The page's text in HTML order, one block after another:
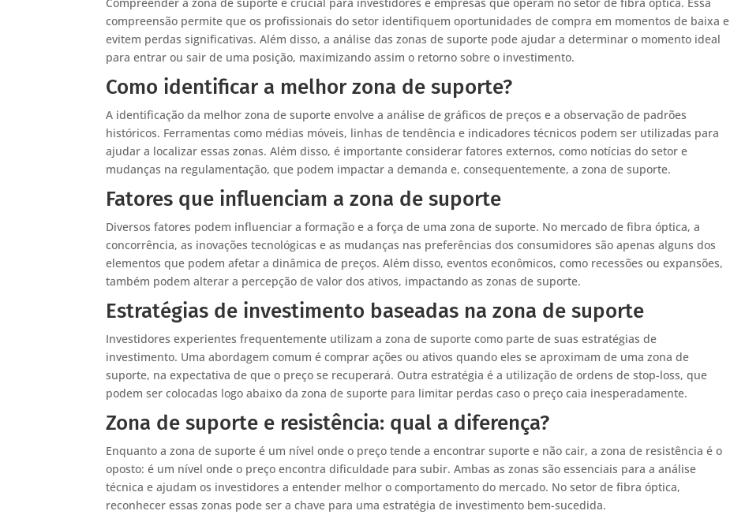
compreensão permite que os profissionais do setor identifiquem oportunidades de compra em momentos de baixa e
evitem perdas significativas. Além disso, a análise das zonas de suporte pode ajudar a determinar o momento ideal
para entrar ou sair de uma posição, maximizando assim o retorno sobre o investimento.
Como identificar a melhor zona de suporte?
A identificação da melhor zona de suporte envolve a análise de gráficos de preços e a observação de padrões
históricos. Ferramentas como médias móveis, linhas de tendência e indicadores técnicos podem ser utilizadas para
ajudar a localizar essas zonas. Além disso, é importante considerar fatores externos, como notícias do setor e
mudanças na regulamentação, que podem impactar a demanda e, consequentemente, a zona de suporte.
Fatores que influenciam a zona de suporte
Diversos fatores podem influenciar a formação e a força de uma zona de suporte. No mercado de fibra óptica, a
concorrência, as inovações tecnológicas e as mudanças nas preferências dos consumidores são apenas alguns dos
elementos que podem afetar a dinâmica de preços. Além disso, eventos econômicos, como recessões ou expansões,
também podem alterar a percepção de valor dos ativos, impactando as zonas de suporte.
Estratégias de investimento baseadas na zona de suporte
Investidores experientes frequentemente utilizam a zona de suporte como parte de suas estratégias de
investimento. Uma abordagem comum é comprar ações ou ativos quando eles se aproximam de uma zona de
suporte, na expectativa de que o preço se recuperará. Outra estratégia é a utilização de ordens de stop-loss, que
podem ser colocadas logo abaixo da zona de suporte para limitar perdas caso o preço caia inesperadamente.
Zona de suporte e resistência: qual a diferença?
Enquanto a zona de suporte é um nível onde o preço tende a encontrar suporte e não cair, a zona de resistência é o
oposto: é um nível onde o preço encontra dificuldade para subir. Ambas as zonas são essenciais para a análise
técnica e ajudam os investidores a entender melhor o comportamento do mercado. No setor de fibra óptica,
reconhecer essas zonas pode ser a chave para uma estratégia de investimento bem-sucedida.